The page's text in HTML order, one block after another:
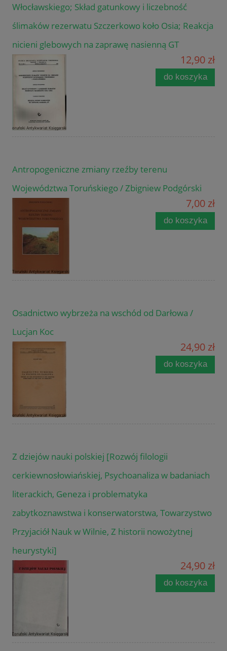
Włocławskiego; Skład gatunkowy i liczebność
ślimaków rezerwatu Szczerkowo koło Osia; Reakcja
nicieni glebowych na zaprawę nasienną GT
12,90 zł
do koszyka
Antropogeniczne zmiany rzeźby terenu
Województwa Toruńskiego / Zbigniew Podgórski
7,00 zł
do koszyka
Osadnictwo wybrzeża na wschód od Darłowa /
Lucjan Koc
24,90 zł
do koszyka
Z dziejów nauki polskiej [Rozwój filologii
cerkiewnosłowiańskiej, Psychoanaliza w badaniach
literackich, Geneza i problematyka
zabytkoznawstwa i konserwatorstwa, Towarzystwo
Przyjaciół Nauk w Wilnie, Z historii nowożytnej
heurystyki]
24,90 zł
do koszyka